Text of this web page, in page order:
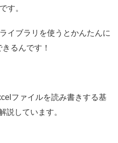
す。
イブラリを使うとかんたんに
るんです！
ファイルを読み書きする基
説しています。